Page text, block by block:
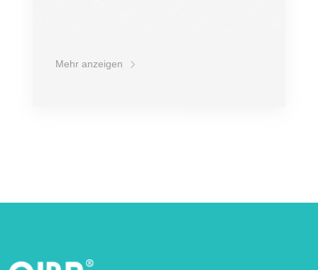
Mehr anzeigen